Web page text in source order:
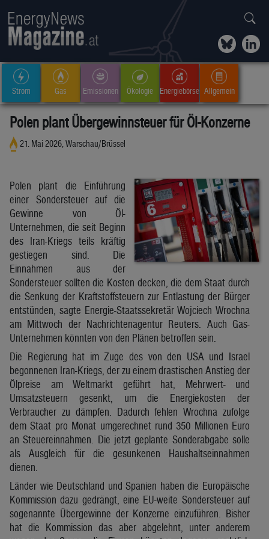
Strom Gas Emissionen Ökologie Energiebörse Allgemein
Polen plant Übergewinnsteuer für Öl-Konzerne
21. Mai 2026, Warschau/Brüssel
Polen plant die Einführung
einer Sondersteuer auf die
Gewinne von Öl-
Unternehmen, die seit Beginn
des Iran-Kriegs teils kräftig
gestiegen sind. Die
Einnahmen aus der
Sondersteuer sollten die Kosten decken, die dem Staat durch
die Senkung der Kraftstoffsteuern zur Entlastung der Bürger
entstünden, sagte Energie-Staatssekretär Wojciech Wrochna
am Mittwoch der Nachrichtenagentur Reuters. Auch Gas-
Unternehmen könnten von den Plänen betroffen sein.
Die Regierung hat im Zuge des von den USA und Israel
begonnenen Iran-Kriegs, der zu einem drastischen Anstieg der
Ölpreise am Weltmarkt geführt hat, Mehrwert- und
Umsatzsteuern gesenkt, um die Energiekosten der
Verbraucher zu dämpfen. Dadurch fehlen Wrochna zufolge
dem Staat pro Monat umgerechnet rund 350 Millionen Euro
an Steuereinnahmen. Die jetzt geplante Sonderabgabe solle
als Ausgleich für die gesunkenen Haushaltseinnahmen
dienen.
Länder wie Deutschland und Spanien haben die Europäische
Kommission dazu gedrängt, eine EU-weite Sondersteuer auf
sogenannte Übergewinne der Konzerne einzuführen. Bisher
hat die Kommission das aber abgelehnt, unter anderem